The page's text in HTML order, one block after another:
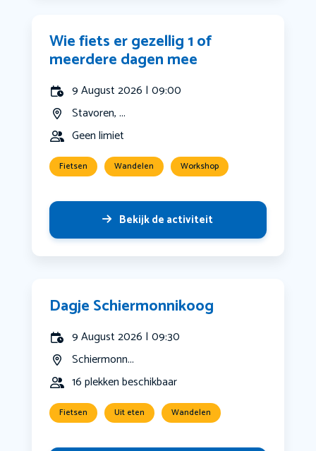
Wie fiets er gezellig 1 of
meerdere dagen mee
9 August 2026 | 09:00
Stavoren, ...
Geen limiet
Fietsen Wandelen Workshop
Bekijk de activiteit
Dagje Schiermonnikoog
9 August 2026 | 09:30
Schiermonn...
16 plekken beschikbaar
Fietsen Uit eten Wandelen